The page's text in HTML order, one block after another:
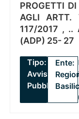
PROGETTI
AGLI
117/2017 , ..
(ADP) 25- 27
Tipo:
Avviso
Pubblico
Ente: